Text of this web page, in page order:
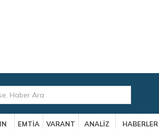
EMTİA VARANT ANALİZ HABERLER